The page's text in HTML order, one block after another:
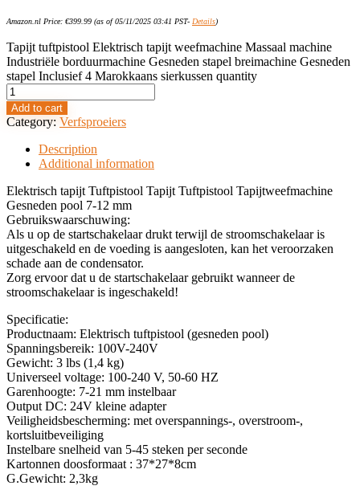
Amazon.nl Price: €399.99 (as of 05/11/2025 03:41 PST- Details)
Tapijt tuftpistool Elektrisch tapijt weefmachine Massaal machine
Industriële borduurmachine Gesneden stapel breimachine Gesneden
stapel Inclusief 4 Marokkaans sierkussen quantity
Add to cart
Category: Verfsproeiers
Description
Additional information
Elektrisch tapijt Tuftpistool Tapijt Tuftpistool Tapijtweefmachine
Gesneden pool 7-12 mm
Gebruikswaarschuwing:
Als u op de startschakelaar drukt terwijl de stroomschakelaar is
uitgeschakeld en de voeding is aangesloten, kan het veroorzaken
schade aan de condensator.
Zorg ervoor dat u de startschakelaar gebruikt wanneer de
stroomschakelaar is ingeschakeld!
Specificatie:
Productnaam: Elektrisch tuftpistool (gesneden pool)
Spanningsbereik: 100V-240V
Gewicht: 3 lbs (1,4 kg)
Universeel voltage: 100-240 V, 50-60 HZ
Garenhoogte: 7-21 mm instelbaar
Output DC: 24V kleine adapter
Veiligheidsbescherming: met overspannings-, overstroom-,
kortsluitbeveiliging
Instelbare snelheid van 5-45 steken per seconde
Kartonnen doosformaat : 37*27*8cm
G.Gewicht: 2,3kg